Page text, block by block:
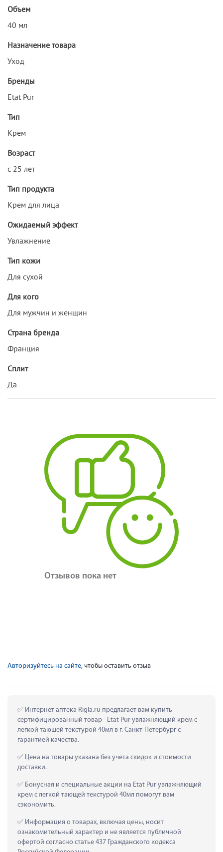
Объем
40 мл
Назначение товара
Уход
Бренды
Etat Pur
Тип
Крем
Возраст
с 25 лет
Тип продукта
Крем для лица
Ожидаемый эффект
Увлажнение
Тип кожи
Для сухой
Для кого
Для мужчин и женщин
Страна бренда
Франция
Сплит
Да
Отзывов пока нет
Авторизуйтесь на сайте, чтобы оставить отзыв
Интернет аптека Rigla.ru предлагает вам купить
сертифицированный товар - Etat Pur увлажняющий крем с
легкой тающей текстурой 40мл в г. Санкт-Петербург с
гарантией качества.
Цена на товары указана без учета скидок и стоимости
доставки.
Бонусная и специальные акции на Etat Pur увлажняющий
крем с легкой тающей текстурой 40мл помогут вам
сэкономить.
Информация о товарах, включая цены, носит
ознакомительный характер и не является публичной
офертой согласно статье 437 Гражданского кодекса